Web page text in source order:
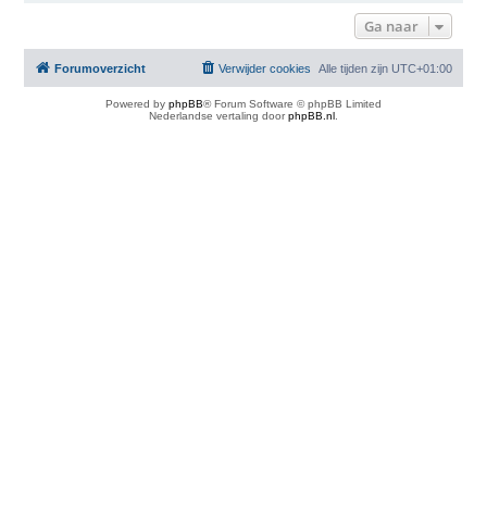
Ga naar
Forumoverzicht Alle tijden zijn UTC+01:00
Verwijder cookies
Powered by phpBB® Forum Software © phpBB Limited
Nederlandse vertaling doorphpBB.nl